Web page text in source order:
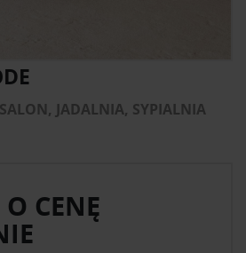
JADALNIA, SYPIALNIA
CENĘ